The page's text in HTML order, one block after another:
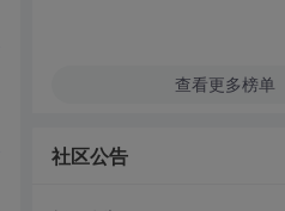
查看更多榜单
社区公告